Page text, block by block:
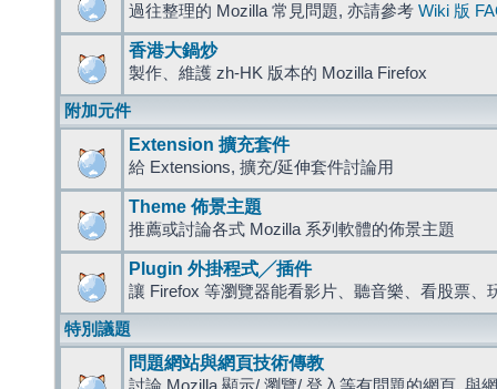
過往整理的 Mozilla 常見問題, 亦請參考 Wiki 版
香港大鍋炒
製作、維護 zh-HK 版本的 Mozilla Firefox
附加元件
Extension 擴充套件
給 Extensions, 擴充/延伸套件討論用
Theme 佈景主題
推薦或討論各式 Mozilla 系列軟體的佈景主題
Plugin 外掛程式╱插件
讓 Firefox 等瀏覽器能看影片、聽音樂、看股票、
特別議題
問題網站與網頁技術傳教